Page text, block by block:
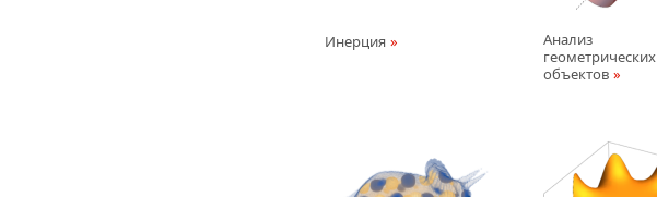
Инерция
Анализ
геометрических
объектов